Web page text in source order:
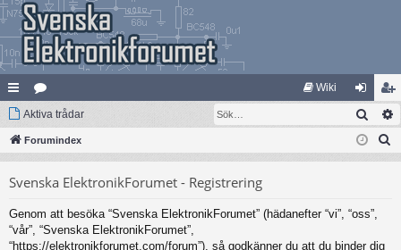
na
bb
ar
at
eg
Wiki
og
ga
li
m
Aktiva trådar Sök
Forumindex
Svenska ElektronikForumet - Registrering
Genom att besöka “Svenska ElektronikForumet” (hädanefter “vi”, “oss”,
“vår”, “Svenska ElektronikForumet”,
“https://elektronikforumet.com/forum”), så godkänner du att du binder dig